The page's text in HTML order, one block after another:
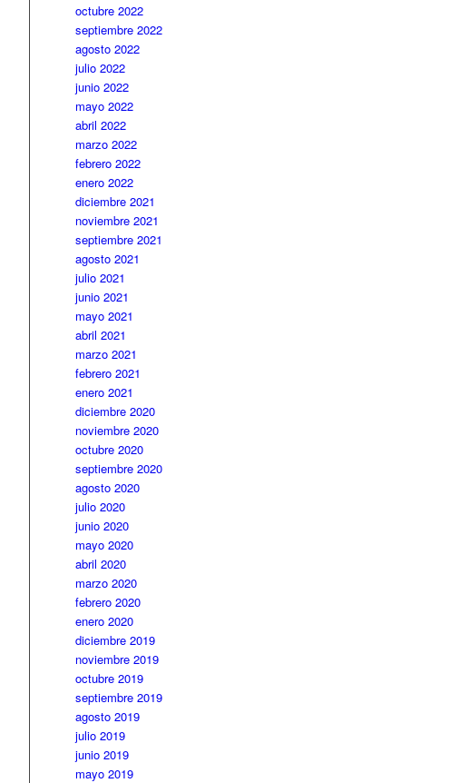
octubre 2022
septiembre 2022
agosto 2022
julio 2022
junio 2022
mayo 2022
abril 2022
marzo 2022
febrero 2022
enero 2022
diciembre 2021
noviembre 2021
septiembre 2021
agosto 2021
julio 2021
junio 2021
mayo 2021
abril 2021
marzo 2021
febrero 2021
enero 2021
diciembre 2020
noviembre 2020
octubre 2020
septiembre 2020
agosto 2020
julio 2020
junio 2020
mayo 2020
abril 2020
marzo 2020
febrero 2020
enero 2020
diciembre 2019
noviembre 2019
octubre 2019
septiembre 2019
agosto 2019
julio 2019
junio 2019
mayo 2019